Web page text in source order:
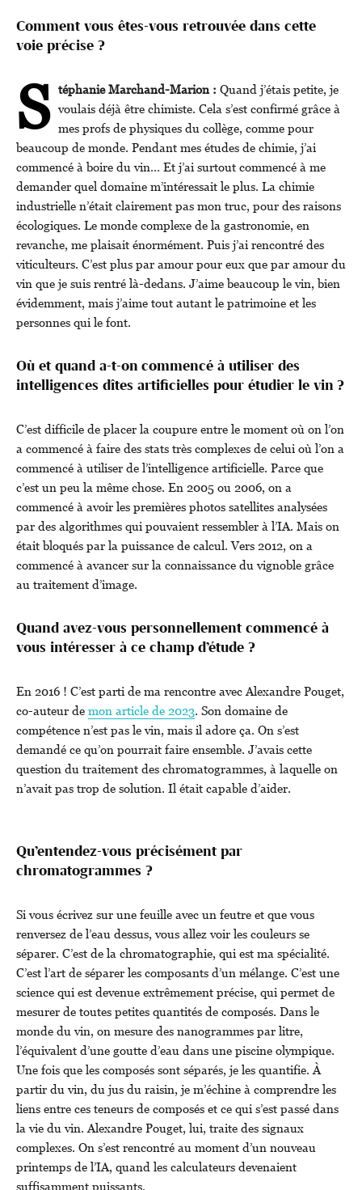
Comment vous êtes-vous retrouvée dans cette
voie précise ?
S téphanie Marchand-Marion : Quand j’étais petite, je
voulais déjà être chimiste. Cela s’est confirmé grâce à
mes profs de physiques du collège, comme pour
beaucoup de monde. Pendant mes études de chimie, j’ai
commencé à boire du vin… Et j’ai surtout commencé à me
demander quel domaine m’intéressait le plus. La chimie
industrielle n’était clairement pas mon truc, pour des raisons
écologiques. Le monde complexe de la gastronomie, en
revanche, me plaisait énormément. Puis j’ai rencontré des
viticulteurs. C’est plus par amour pour eux que par amour du
vin que je suis rentré là-dedans. J’aime beaucoup le vin, bien
évidemment, mais j’aime tout autant le patrimoine et les
personnes qui le font.
Où et quand a-t-on commencé à utiliser des
intelligences dîtes artificielles pour étudier le vin ?
C’est difficile de placer la coupure entre le moment où on l’on
a commencé à faire des stats très complexes de celui où l’on a
commencé à utiliser de l’intelligence artificielle. Parce que
c’est un peu la même chose. En 2005 ou 2006, on a
commencé à avoir les premières photos satellites analysées
par des algorithmes qui pouvaient ressembler à l’IA. Mais on
était bloqués par la puissance de calcul. Vers 2012, on a
commencé à avancer sur la connaissance du vignoble grâce
au traitement d’image.
Quand avez-vous personnellement commencé à
vous intéresser à ce champ d’étude ?
En 2016 ! C’est parti de ma rencontre avec Alexandre Pouget,
co-auteur demon article de 2023. Son domaine de
compétence n’est pas le vin, mais il adore ça. On s’est
demandé ce qu’on pourrait faire ensemble. J’avais cette
question du traitement des chromatogrammes, à laquelle on
n’avait pas trop de solution. Il était capable d’aider.
Qu’entendez-vous précisément par
chromatogrammes ?
Si vous écrivez sur une feuille avec un feutre et que vous
renversez de l’eau dessus, vous allez voir les couleurs se
séparer. C’est de la chromatographie, qui est ma spécialité.
C’est l’art de séparer les composants d’un mélange. C’est une
science qui est devenue extrêmement précise, qui permet de
mesurer de toutes petites quantités de composés. Dans le
monde du vin, on mesure des nanogrammes par litre,
l’équivalent d’une goutte d’eau dans une piscine olympique.
Une fois que les composés sont séparés, je les quantifie. À
partir du vin, du jus du raisin, je m’échine à comprendre les
liens entre ces teneurs de composés et ce qui s’est passé dans
la vie du vin. Alexandre Pouget, lui, traite des signaux
complexes. On s’est rencontré au moment d’un nouveau
printemps de l’IA, quand les calculateurs devenaient
suffisamment puissants.